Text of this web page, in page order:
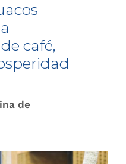
café,
de